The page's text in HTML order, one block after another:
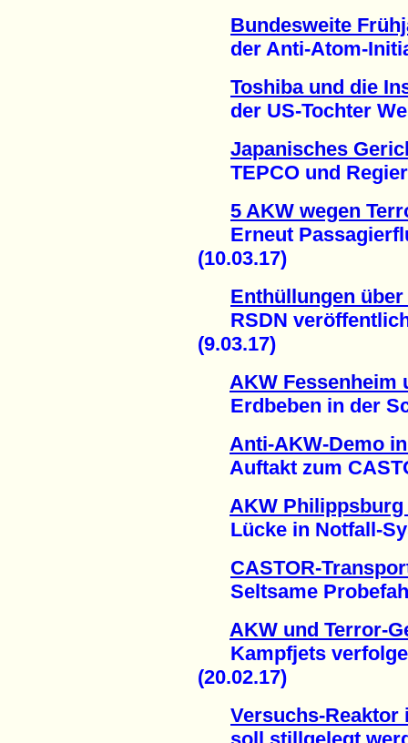
Bundesweite
der Anti-Atom-
Toshiba und die
der US-Tochter
Japanisches
TEPCO und
5 AKW wegen
Erneut
(10.03.17)
Enthüllungen
RSDN
(9.03.17)
AKW Fessenheim
Erdbeben in der
Anti-AKW-Demo
Auftakt zum
AKW
Lücke in Notfall-
CASTOR-
Seltsame
AKW und Terror-
Kampfjets
(20.02.17)
Versuchs-Reaktor